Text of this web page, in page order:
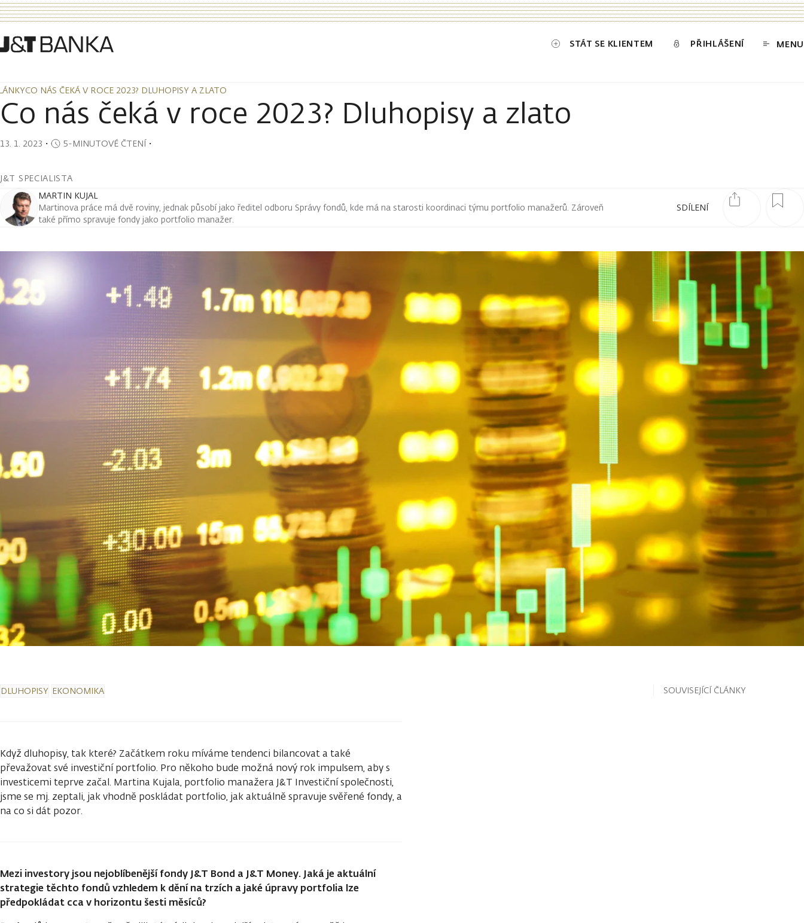
STÁT SE KLIENTEM PŘIHLÁŠENÍ MENU
CO NÁS ČEKÁ V ROCE 2023? DLUHOPISY A ZLATO
CO NÁS ČEKÁ V ROCE 2023? DLUHOPISY A ZLATO
Co nás čeká v roce 2023? Dluhopisy a zlato
13. 1. 2023 ・ 5-MINUTOVÉ ČTENÍ・
J&T SPECIALISTA
SDÍLENÍ
MARTIN KUJAL
Martinova práce má dvě roviny, jednak působí jako ředitel odboru Správy fondů, kde má na starosti koordinaci týmu portfolio manažerů. Zároveň
také přímo spravuje fondy jako portfolio manažer.
DLUHOPISY EKONOMIKA
Když dluhopisy, tak které? Začátkem roku míváme tendenci bilancovat a také
převažovat své investiční portfolio. Pro někoho bude možná nový rok impulsem, aby s
investicemi teprve začal. Martina Kujala, portfolio manažera J&T Investiční společnosti,
jsme se mj. zeptali, jak vhodně poskládat portfolio, jak aktuálně spravuje svěřené fondy, a
na co si dát pozor.
Mezi investory jsou nejoblíbenější fondy J&T Bond a J&T Money. Jaká je aktuální
strategie těchto fondů vzhledem k dění na trzích a jaké úpravy portfolia lze
předpokládat cca v horizontu šesti měsíců?
SOUVISEJÍCÍ ČLÁNKY